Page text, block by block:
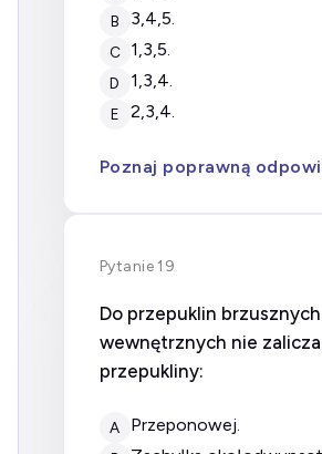
B 3,4,5.
C 1,3,5.
D 1,3,4.
E 2,3,4.
Poznaj poprawną
Pytanie 19
Do przepuklin brzusznych
wewnętrznych nie
przepukliny:
A przeponowej.